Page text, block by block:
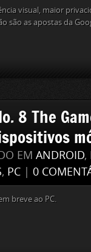
visual, maior
são as apostas da
8 The
EM ANDROID,
, PC 0
breve ao PC.